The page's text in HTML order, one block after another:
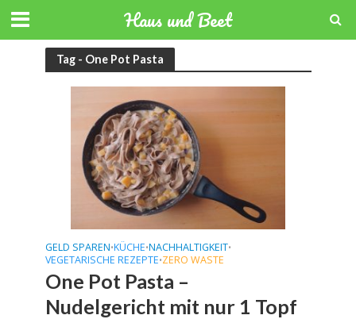
Haus und Beet
Tag - One Pot Pasta
GELD SPAREN•KÜCHE•NACHHALTIGKEIT•
VEGETARISCHE REZEPTE•ZERO WASTE
One Pot Pasta –
Nudelgericht mit nur 1 Topf